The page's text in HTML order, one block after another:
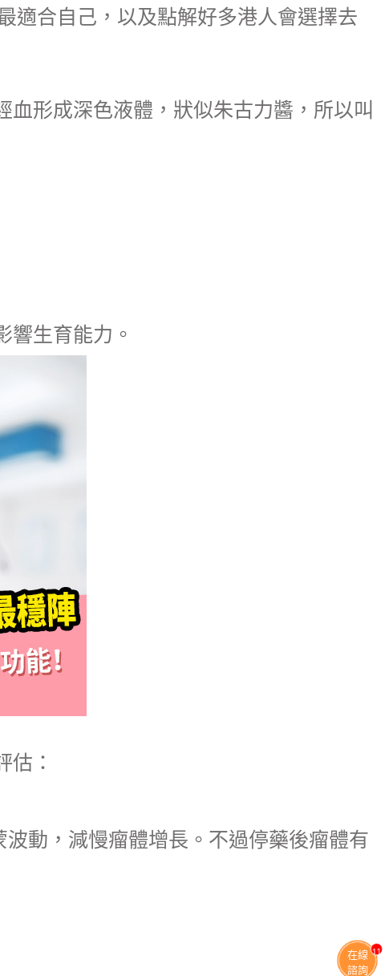
適合自己，以及點解好多港人會選擇去
形成深色液體，狀似朱古力醬，所以叫
生育能力。
：
動，減慢瘤體增長。不過停藥後瘤體有
在線
諮詢
11